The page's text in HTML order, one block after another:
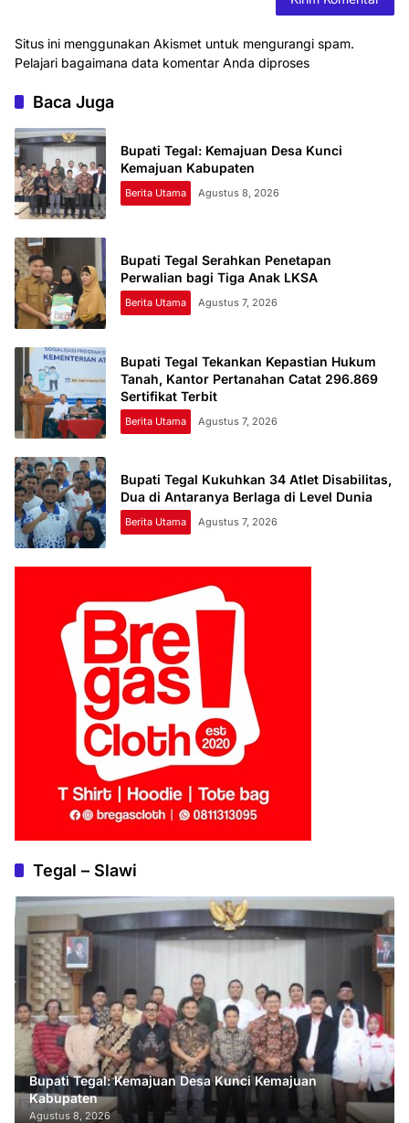
Situs ini menggunakan Akismet untuk mengurangi spam.
Pelajari bagaimana data komentar Anda diproses
Baca Juga
Bupati Tegal: Kemajuan Desa Kunci
Kemajuan Kabupaten
Berita Utama Agustus 8, 2026
Bupati Tegal Serahkan Penetapan
Perwalian bagi Tiga Anak LKSA
Berita Utama Agustus 7, 2026
Bupati Tegal Tekankan Kepastian Hukum
Tanah, Kantor Pertanahan Catat 296.869
Sertifikat Terbit
Berita Utama Agustus 7, 2026
Bupati Tegal Kukuhkan 34 Atlet Disabilitas,
Dua di Antaranya Berlaga di Level Dunia
Berita Utama Agustus 7, 2026
Tegal – Slawi
Bupati Tegal: Kemajuan Desa Kunci Kemajuan
Kabupaten
Agustus 8, 2026